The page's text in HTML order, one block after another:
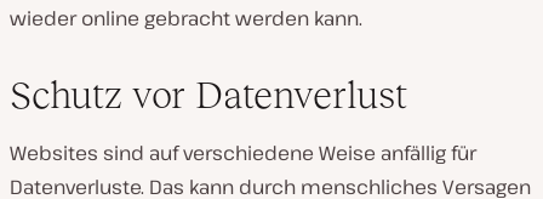
wieder online gebracht werden kann.
Schutz vor Datenverlust
Websites sind auf verschiedene Weise anfällig für
Datenverluste. Das kann durch menschliches Versagen